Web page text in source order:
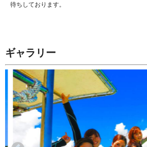
待ちしております。
ギャラリー